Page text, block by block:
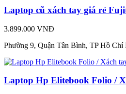
Laptop cũ xách tay giá rẻ
3.899.000 VNĐ
Phường 9, Quận Tân Bình, TP Hồ Chí
Laptop Hp Elitebook Folio /